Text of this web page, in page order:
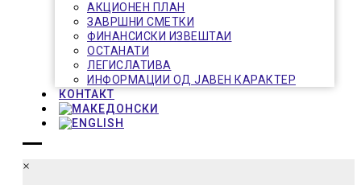
АКЦИОНЕН ПЛАН
ЗАВРШНИ СМЕТКИ
ФИНАНСИСКИ ИЗВЕШТАИ
ОСТАНАТИ
ЛЕГИСЛАТИВА
ИНФОРМАЦИИ ОД ЈАВЕН КАРАКТЕР
КОНТАКТ
×